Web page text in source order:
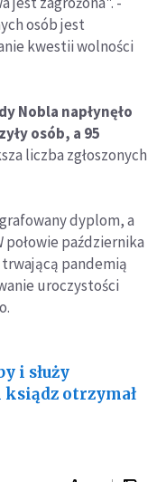
osób jest
kwestii wolności
Nobla napłynęło
osób, a 95
liczba zgłoszonych
dyplom, a
połowie października
trwającą pandemią
uroczystości
i służy
otrzymał